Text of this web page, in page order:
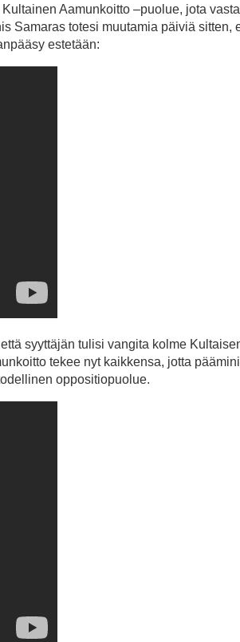
Aamunkoitto –puolue, jota
Samaras totesi muutamia päiviä sitten,
estetään:
syyttäjän tulisi vangita kolme
tekee nyt kaikkensa, jotta
oppositiopuolue.